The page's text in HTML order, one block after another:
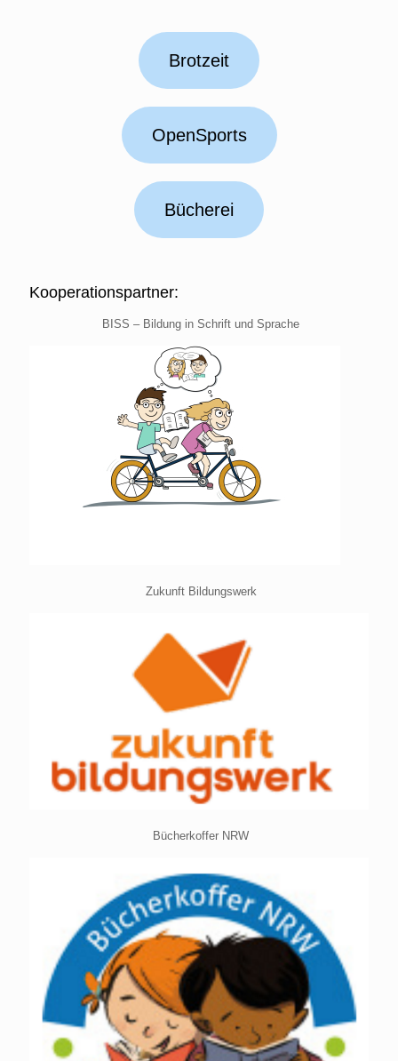
Brotzeit
OpenSports
Bücherei
Kooperationspartner:
BISS – Bildung in Schrift und Sprache
Zukunft Bildungswerk
Bücherkoffer NRW